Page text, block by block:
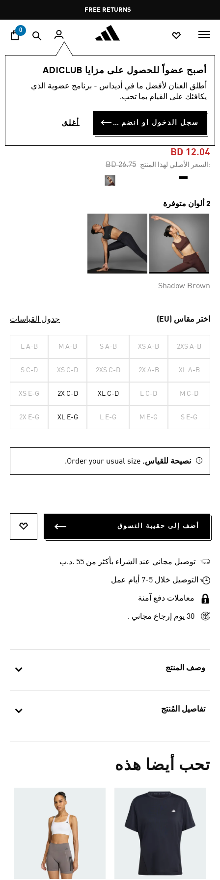
Pause
promotion
rotation
FREE RETURNS
0
أصبح عضواً للحصول على مزايا ADICLUB
أطلق العنان لأفضل ما في أديداس - برنامج عضوية الذي
يكافئك على القيام بما تحب.
سجل الدخول أو انضم الآن أغلق
وصف المنتج
تفاصيل المُنتج
تحب أيضا هذه
Price Reduced From
النساء ملابس
-50%
حمّالة صدر ALL ME LUXE
MEDIUM-SUPPORT
BD 12.04
:السعر الأصلي لهذا المنتج Price reduced from
BD 26.75
to
2 ألوان متوفرة
Shadow Brown
اختر مقاس (EU) جدول القياسات
2XS A-B
XS A-B
S A-B
M A-B
L A-B
XL A-B
2X A-B
2XS C-D
XS C-D
S C-D
M C-D
L C-D
XL C-D
2X C-D
XS E-G
S E-G
M E-G
L E-G
XL E-G
2X E-G
نصيحة للقياس. Order your usual size.
أضف إلى حقيبة التسوق
توصيل مجاني عند الشراء بأكثر من 55 .د.ب‎
التوصيل خلال 5-7 أيام عمل
معاملات دفع آمنة